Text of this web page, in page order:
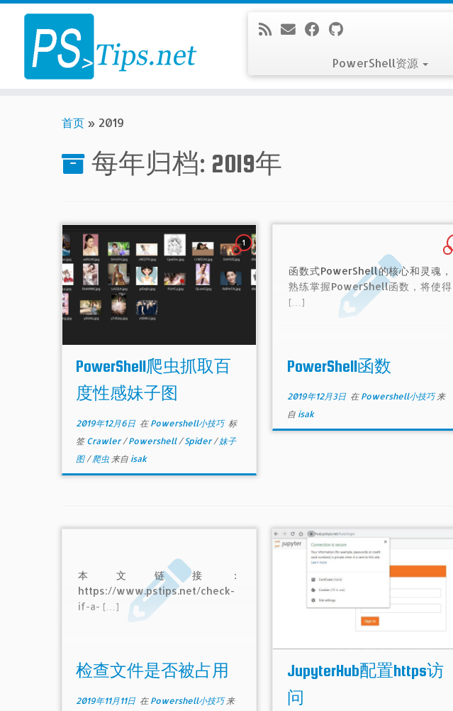
Skip
content
PowerShell资源
首页 » 2019
每年归档: 2019年
1
PowerShell爬虫抓取百
度性感妹子图
2019年12月6日 在 Powershell小技巧 标
签Crawler/Powershell/Spider/妹子
图/爬虫 来自 isak
函数式PowerShell的核心和灵魂，
熟练掌握PowerShell函数，将使得
[…]
PowerShell函数
2019年12月3日在 Powershell小技巧来
自 isak
本文链接：
https://www.pstips.net/check-
if-a- […]
检查文件是否被占用
2019年11月11日 在 Powershell小技巧来
JupyterHub配置https访
问